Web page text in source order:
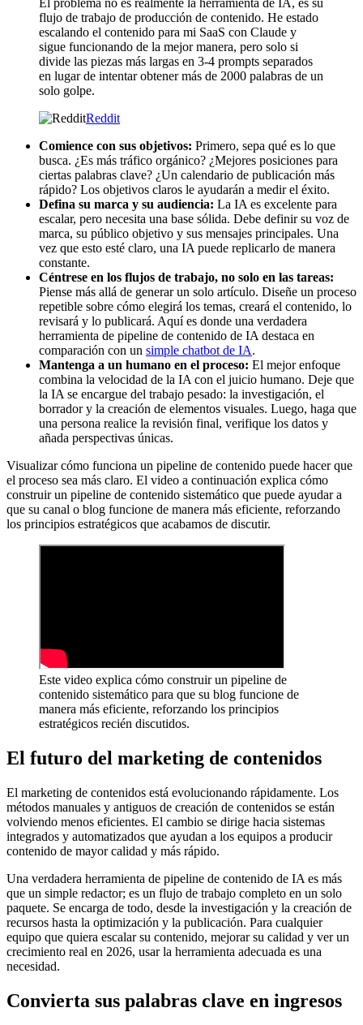
El problema no es realmente la herramienta de IA, es su
flujo de trabajo de producción de contenido. He estado
escalando el contenido para mi SaaS con Claude y
sigue funcionando de la mejor manera, pero solo si
divide las piezas más largas en 3-4 prompts separados
en lugar de intentar obtener más de 2000 palabras de un
solo golpe.
Reddit
Comience con sus objetivos: Primero, sepa qué es lo que
busca. ¿Es más tráfico orgánico? ¿Mejores posiciones para
ciertas palabras clave? ¿Un calendario de publicación más
rápido? Los objetivos claros le ayudarán a medir el éxito.
Defina su marca y su audiencia: La IA es excelente para
escalar, pero necesita una base sólida. Debe definir su voz de
marca, su público objetivo y sus mensajes principales. Una
vez que esto esté claro, una IA puede replicarlo de manera
constante.
Céntrese en los flujos de trabajo, no solo en las tareas:
Piense más allá de generar un solo artículo. Diseñe un proceso
repetible sobre cómo elegirá los temas, creará el contenido, lo
revisará y lo publicará. Aquí es donde una verdadera
herramienta de pipeline de contenido de IA destaca en
comparación con un simple chatbot de IA.
Mantenga a un humano en el proceso: El mejor enfoque
combina la velocidad de la IA con el juicio humano. Deje que
la IA se encargue del trabajo pesado: la investigación, el
borrador y la creación de elementos visuales. Luego, haga que
una persona realice la revisión final, verifique los datos y
añada perspectivas únicas.
Visualizar cómo funciona un pipeline de contenido puede hacer que
el proceso sea más claro. El video a continuación explica cómo
construir un pipeline de contenido sistemático que puede ayudar a
que su canal o blog funcione de manera más eficiente, reforzando
los principios estratégicos que acabamos de discutir.
Este video explica cómo construir un pipeline de
contenido sistemático para que su blog funcione de
manera más eficiente, reforzando los principios
estratégicos recién discutidos.
El futuro del marketing de contenidos
El marketing de contenidos está evolucionando rápidamente. Los
métodos manuales y antiguos de creación de contenidos se están
volviendo menos eficientes. El cambio se dirige hacia sistemas
integrados y automatizados que ayudan a los equipos a producir
contenido de mayor calidad y más rápido.
Una verdadera herramienta de pipeline de contenido de IA es más
que un simple redactor; es un flujo de trabajo completo en un solo
paquete. Se encarga de todo, desde la investigación y la creación de
recursos hasta la optimización y la publicación. Para cualquier
equipo que quiera escalar su contenido, mejorar su calidad y ver un
crecimiento real en 2026, usar la herramienta adecuada es una
necesidad.
Convierta sus palabras clave en ingresos